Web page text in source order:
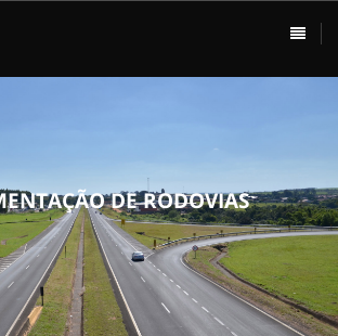
ENTAÇÃODERODOVIAS